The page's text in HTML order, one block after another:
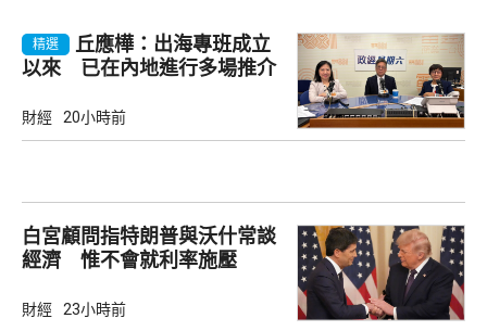
精選
丘應樺：出海專班成立
以來 已在內地進行多場推介
財經 20小時前
白宮顧問指特朗普與沃什常談
經濟 惟不會就利率施壓
財經 23小時前